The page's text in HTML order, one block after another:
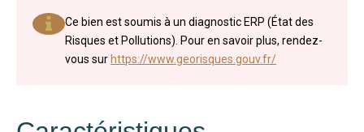
Ce bien est soumis à un diagnostic ERP (État des
Risques et Pollutions). Pour en savoir plus, rendez-
vous surhttps://www.georisques.gouv.fr/